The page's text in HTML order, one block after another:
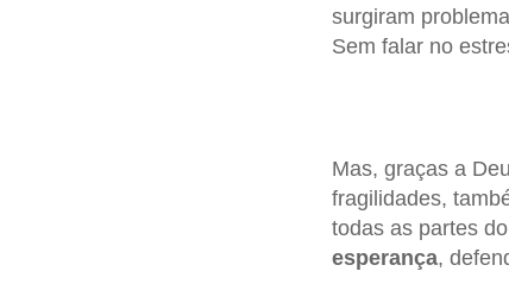
surgiram
Sem falar no
Mas, graças a
fragilidades,
todas as partes
esperança,